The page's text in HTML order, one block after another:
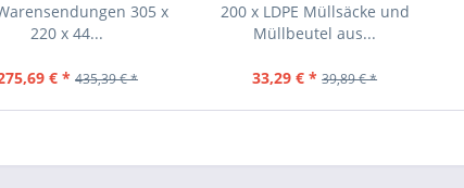
305 x
220 x 44...
€ * 435,39 € *
200 x LDPE Müllsäcke und
Müllbeutel aus...
33,29 € * 39,89 € *